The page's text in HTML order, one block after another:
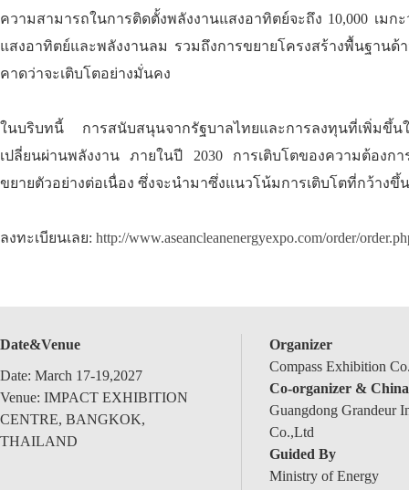
ความสามารถในการติดตั้งพลังงานแสงอาทิตย์จะถึง 10,000 เม
แสงอาทิตย์และพลังงานลม รวมถึงการขยายโครงสร้างพื้นฐานด้
คาดว่าจะเติบโตอย่างมั่นคง
ในบริบทนี้ การสนับสนุนจากรัฐบาลไทยและการลงทุนที่เพิ่มขึ้น
เปลี่ยนผ่านพลังงาน ภายในปี 2030 การเติบโตของความต้องกา
ขยายตัวอย่างต่อเนื่อง ซึ่งจะนำมาซึ่งแนวโน้มการเติบโตที่กว้าง
ลงทะเบียนเลย: http://www.aseancleanenergyexpo.com/order/
Date&Venue
Date: March 17-19,2027
Venue: IMPACT EXHIBITION
CENTRE, BANGKOK,
THAILAND
Organizer
Compass Exhibition
Co-organizer &
Guangdong Grandeur
Co.,Ltd
Guided By
Ministry of Energy